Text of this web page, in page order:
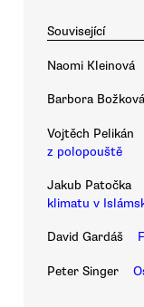
Související
Naomi Kleinová
Barbora Božková
Vojtěch Pelikán
z polopouště
Jakub Patočka
klimatu v
David Gardáš
Peter Singer